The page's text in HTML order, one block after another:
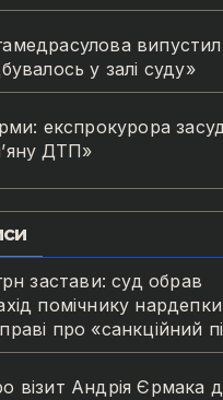
у залі суду»
експрокурора
ДТП»
застави: суд обрав
помічнику
про «санкційний
візит Андрія Єрмака